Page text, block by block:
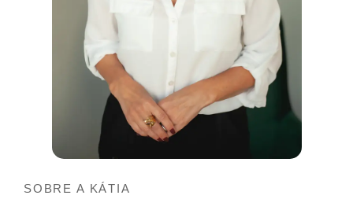
SOBRE A KÁTIA